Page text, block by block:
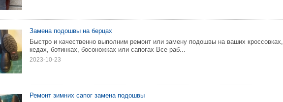
Замена подошвы на берцах
Быстро и качественно выполним ремонт или замену подошвы на ваших кроссовках,
кедах, ботинках, босоножках или сапогах Все раб...
2023-10-23
Ремонт зимних сапог замена подошвы